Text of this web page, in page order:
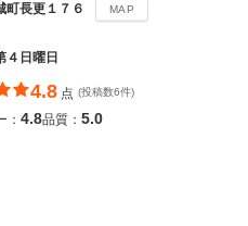
町長更１７６ MAP
４日曜日
4.8 点 (投稿数6件)
： 4.8品質： 5.0